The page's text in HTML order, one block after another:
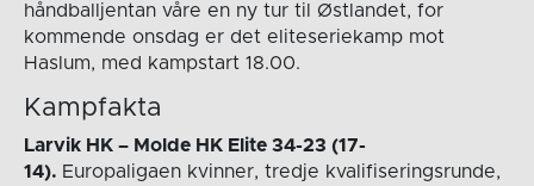
håndballjentan våre en ny tur til Østlandet, for
kommende onsdag er det eliteseriekamp mot
Haslum, med kampstart 18.00.
Kampfakta
Larvik HK – Molde HK Elite 34-23 (17-
14). Europaligaen kvinner, tredje kvalifiseringsrunde,